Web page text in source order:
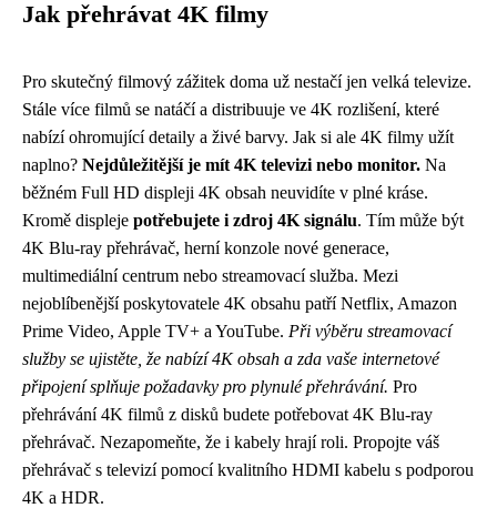
Jak přehrávat 4K filmy
Pro skutečný filmový zážitek doma už nestačí jen velká televize.
Stále více filmů se natáčí a distribuuje ve 4K rozlišení, které
nabízí ohromující detaily a živé barvy. Jak si ale 4K filmy užít
naplno? Nejdůležitější je mít 4K televizi nebo monitor. Na
běžném Full HD displeji 4K obsah neuvidíte v plné kráse.
Kromě displeje potřebujete i zdroj 4K signálu. Tím může být
4K Blu-ray přehrávač, herní konzole nové generace,
multimediální centrum nebo streamovací služba. Mezi
nejoblíbenější poskytovatele 4K obsahu patří Netflix, Amazon
Prime Video, Apple TV+ a YouTube. Při výběru streamovací
služby se ujistěte, že nabízí 4K obsah a zda vaše internetové
připojení splňuje požadavky pro plynulé přehrávání. Pro
přehrávání 4K filmů z disků budete potřebovat 4K Blu-ray
přehrávač. Nezapomeňte, že i kabely hrají roli. Propojte váš
přehrávač s televizí pomocí kvalitního HDMI kabelu s podporou
4K a HDR.